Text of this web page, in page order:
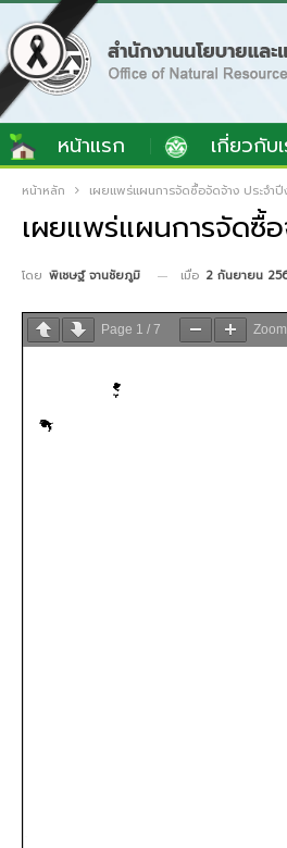
หน้าแรก เกี่ยวกับ
หน้าหลัก เผยแพร่แผนการจัดซื้อจัดจ้าง ประจำ
เผยแพร่แผนการจัดซื้
โดย พิเชษฐ์ จานชัยภูมิ เมื่อ 2 กันยายน
Page 1 / 7 Zoom